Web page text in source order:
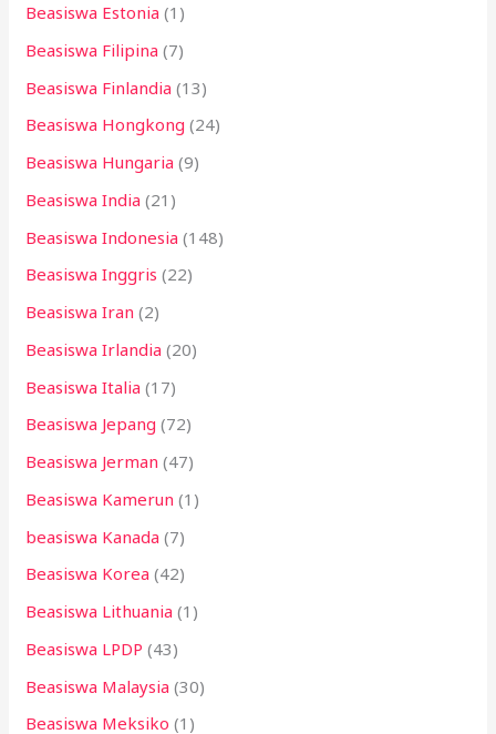
Beasiswa Estonia (1)
Beasiswa Filipina (7)
Beasiswa Finlandia (13)
Beasiswa Hongkong (24)
Beasiswa Hungaria (9)
Beasiswa India (21)
Beasiswa Indonesia (148)
Beasiswa Inggris (22)
Beasiswa Iran (2)
Beasiswa Irlandia (20)
Beasiswa Italia (17)
Beasiswa Jepang (72)
Beasiswa Jerman (47)
Beasiswa Kamerun (1)
beasiswa Kanada (7)
Beasiswa Korea (42)
Beasiswa Lithuania (1)
Beasiswa LPDP (43)
Beasiswa Malaysia (30)
Beasiswa Meksiko (1)